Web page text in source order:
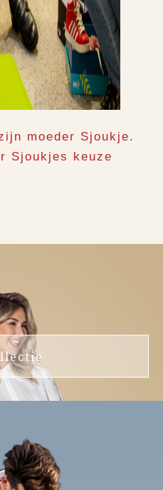
moeder Sjoukje.
Sjoukjes keuze